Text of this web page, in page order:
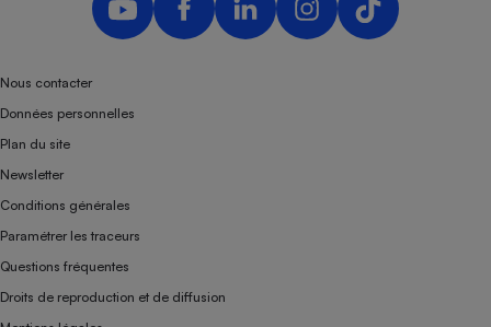
Nous contacter
Données personnelles
Plan du site
Newsletter
Conditions générales
Paramétrer les traceurs
Questions fréquentes
Droits de reproduction et de diffusion